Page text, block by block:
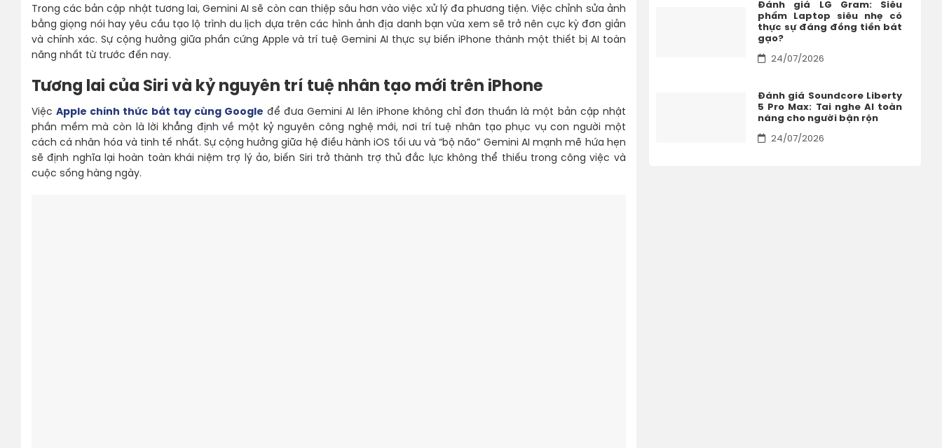
Trong các bản cập nhật tương lai, Gemini AI sẽ còn can thiệp sâu hơn vào việc xử lý đa phương tiện. Việc chỉnh sửa ảnh
bằng giọng nói hay yêu cầu tạo lộ trình du lịch dựa trên các hình ảnh địa danh bạn vừa xem sẽ trở nên cực kỳ đơn giản
và chính xác. Sự cộng hưởng giữa phần cứng Apple và trí tuệ Gemini AI thực sự biến iPhone thành một thiết bị AI toàn
năng nhất từ trước đến nay.
Tương lai của Siri và kỷ nguyên trí tuệ nhân tạo mới trên iPhone
ViệcApple chính thức bắt tay cùng Google để đưa Gemini AI lên iPhone không chỉ đơn thuần là một bản cập nhật
phần mềm mà còn là lời khẳng định về một kỷ nguyên công nghệ mới, nơi trí tuệ nhân tạo phục vụ con người một
cách cá nhân hóa và tinh tế nhất. Sự cộng hưởng giữa hệ điều hành iOS tối ưu và “bộ não” Gemini AI mạnh mẽ hứa hẹn
sẽ định nghĩa lại hoàn toàn khái niệm trợ lý ảo, biến Siri trở thành trợ thủ đắc lực không thể thiếu trong công việc và
cuộc sống hàng ngày.
Đánh giá LG Gram: Siêu
phẩm Laptop siêu nhẹ có
thực sự đáng đồng tiền bát
gạo?
24/07/2026
Đánh giá Soundcore Liberty
5 Pro Max: Tai nghe AI toàn
năng cho người bận rộn
24/07/2026